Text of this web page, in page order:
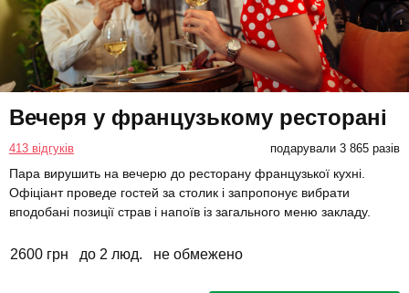
Вечеря у французькому ресторані
413 відгуків подарували 3 865 разів
Пара вирушить на вечерю до ресторану французької кухні.
Офіціант проведе гостей за столик і запропонує вибрати
вподобані позиції страв і напоїв із загального меню закладу.
2600 грн до 2 люд. не обмежено